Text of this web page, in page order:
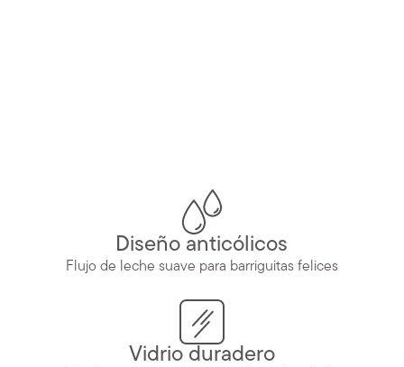
Diseño anticólicos
Flujo de leche suave para barriguitas felices
Vidrio duradero